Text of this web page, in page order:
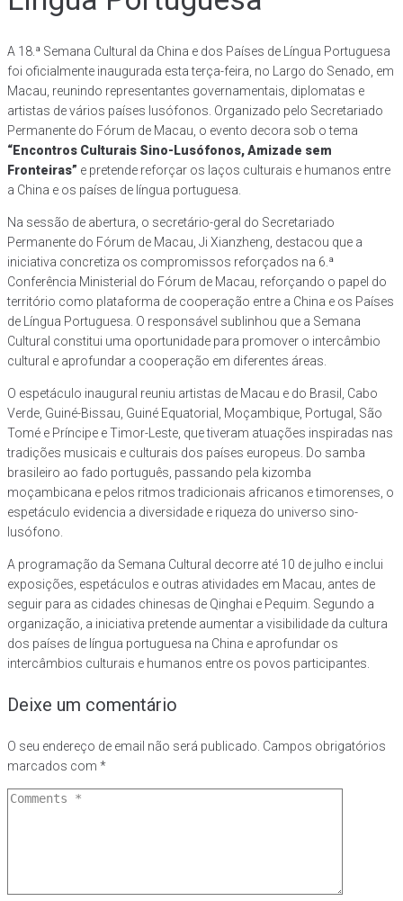
A 18.ª Semana Cultural da China e dos Países de Língua Portuguesa
foi oficialmente inaugurada esta terça-feira, no Largo do Senado, em
Macau, reunindo representantes governamentais, diplomatas e
artistas de vários países lusófonos. Organizado pelo Secretariado
Permanente do Fórum de Macau, o evento decora sob o tema
“Encontros Culturais Sino-Lusófonos, Amizade sem
Fronteiras” e pretende reforçar os laços culturais e humanos entre
a China e os países de língua portuguesa.
Na sessão de abertura, o secretário-geral do Secretariado
Permanente do Fórum de Macau, Ji Xianzheng, destacou que a
iniciativa concretiza os compromissos reforçados na 6.ª
Conferência Ministerial do Fórum de Macau, reforçando o papel do
território como plataforma de cooperação entre a China e os Países
de Língua Portuguesa. O responsável sublinhou que a Semana
Cultural constitui uma oportunidade para promover o intercâmbio
cultural e aprofundar a cooperação em diferentes áreas.
O espetáculo inaugural reuniu artistas de Macau e do Brasil, Cabo
Verde, Guiné-Bissau, Guiné Equatorial, Moçambique, Portugal, São
Tomé e Príncipe e Timor-Leste, que tiveram atuações inspiradas nas
tradições musicais e culturais dos países europeus. Do samba
brasileiro ao fado português, passando pela kizomba
moçambicana e pelos ritmos tradicionais africanos e timorenses, o
espetáculo evidencia a diversidade e riqueza do universo sino-
lusófono.
A programação da Semana Cultural decorre até 10 de julho e inclui
exposições, espetáculos e outras atividades em Macau, antes de
seguir para as cidades chinesas de Qinghai e Pequim. Segundo a
organização, a iniciativa pretende aumentar a visibilidade da cultura
dos países de língua portuguesa na China e aprofundar os
intercâmbios culturais e humanos entre os povos participantes.
Deixe um comentário
O seu endereço de email não será publicado. Campos obrigatórios
marcados com *